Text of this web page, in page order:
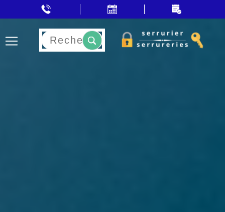
Rechercher